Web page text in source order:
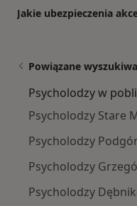
Jakie ubezpieczenia
Powiązane
Psycholodzy w
Psycholodzy Stare
Psycholodzy
Psycholodzy
Psycholodzy